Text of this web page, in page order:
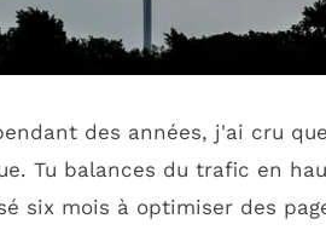
des années, j'ai cru
Tu balances du trafic en
six mois à optimiser des